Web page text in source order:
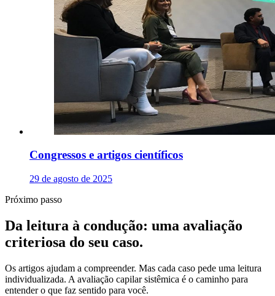
Congressos e artigos científicos
29 de agosto de 2025
Próximo passo
Da leitura à condução: uma avaliação
criteriosa do seu caso.
Os artigos ajudam a compreender. Mas cada caso pede uma leitura
individualizada. A avaliação capilar sistêmica é o caminho para
entender o que faz sentido para você.